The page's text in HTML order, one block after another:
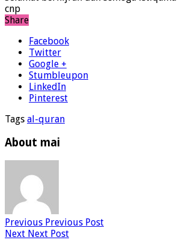
cnp
Share
Facebook
Twitter
Google +
Stumbleupon
LinkedIn
Pinterest
Tags al-quran
About mai
Previous Previous Post
Next Next Post